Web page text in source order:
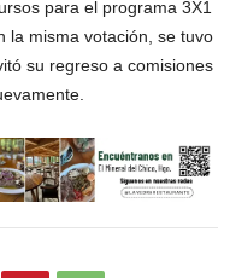
para el programa 3X1
la misma votación, se tuvo
su regreso a comisiones